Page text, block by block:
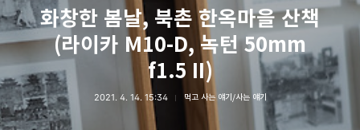
화창한 봄날, 북촌 한옥마을 산책
(라이카 M10-D, 녹턴 50mm
f1.5 II)
2021. 4. 14. 15:34 먹고 사는 얘기/사는 얘기